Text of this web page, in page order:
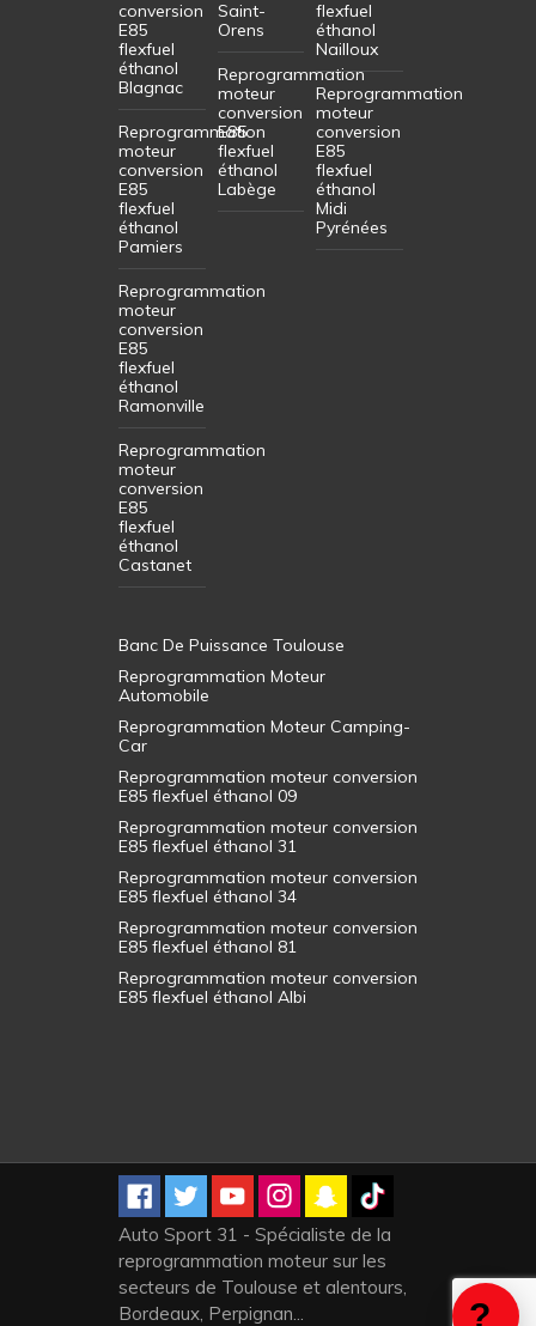
conversion
E85
flexfuel
éthanol
Blagnac
Reprogrammation
moteur
conversion
E85
flexfuel
éthanol
Pamiers
Reprogrammation
moteur
conversion
E85
flexfuel
éthanol
Ramonville
Reprogrammation
moteur
conversion
E85
flexfuel
éthanol
Castanet
Saint-
Orens
Reprogrammation
moteur
conversion
E85
flexfuel
éthanol
Labège
flexfuel
éthanol
Nailloux
Reprogrammation
moteur
conversion
E85
flexfuel
éthanol
Midi
Pyrénées
Banc De Puissance Toulouse
Reprogrammation Moteur
Automobile
Reprogrammation Moteur Camping-
Car
Reprogrammation moteur conversion
E85 flexfuel éthanol 09
Reprogrammation moteur conversion
E85 flexfuel éthanol 31
Reprogrammation moteur conversion
E85 flexfuel éthanol 34
Reprogrammation moteur conversion
E85 flexfuel éthanol 81
Reprogrammation moteur conversion
E85 flexfuel éthanol Albi
Auto Sport 31 - Spécialiste de la
reprogrammation moteur sur les
secteurs de Toulouse et alentours,
Bordeaux, Perpignan...